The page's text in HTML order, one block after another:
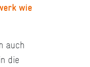
wie
auch
die